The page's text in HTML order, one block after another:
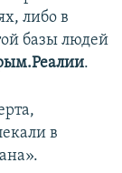
либо в
базы людей
.
в